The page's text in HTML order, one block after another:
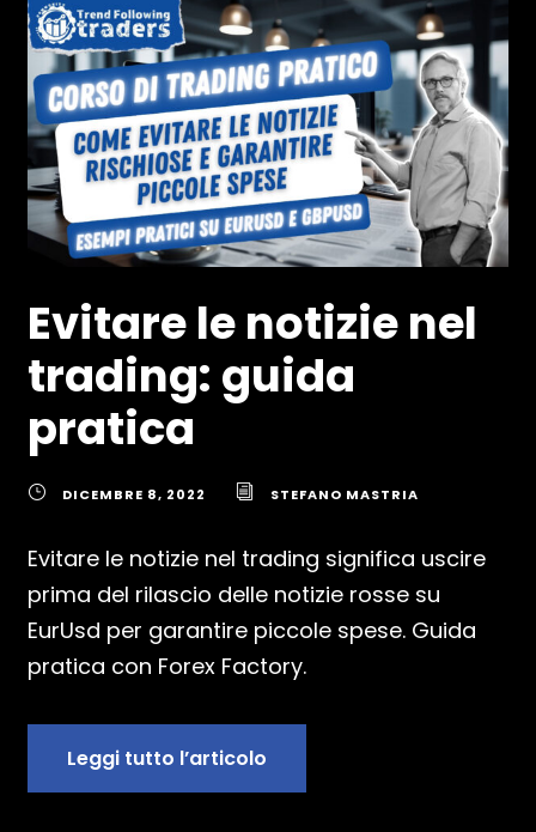
Evitare le notizie nel
trading: guida
pratica
DICEMBRE 8, 2022 STEFANO MASTRIA
Evitare le notizie nel trading significa uscire
prima del rilascio delle notizie rosse su
EurUsd per garantire piccole spese. Guida
pratica con Forex Factory.
Leggi tutto l’articolo